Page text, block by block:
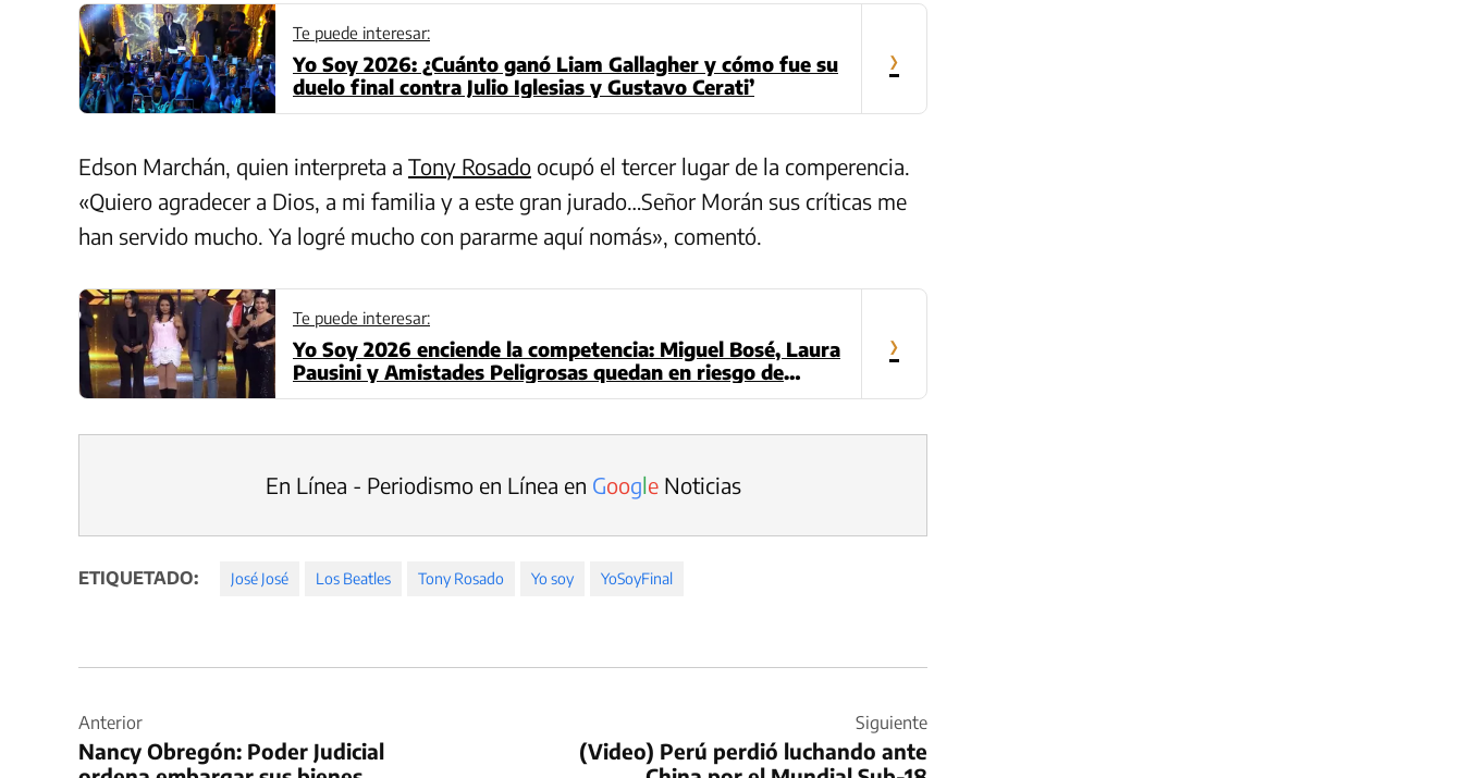
Te puede interesar:
Yo Soy 2026: ¿Cuánto ganó Liam Gallagher y cómo fue su
duelo final contra Julio Iglesias y Gustavo Cerati’
›
Edson Marchán, quien interpreta a Tony Rosado ocupó el tercer lugar de la comperencia.
«Quiero agradecer a Dios, a mi familia y a este gran jurado…Señor Morán sus críticas me
han servido mucho. Ya logré mucho con pararme aquí nomás», comentó.
Te puede interesar:
Yo Soy 2026 enciende la competencia: Miguel Bosé, Laura
Pausini y Amistades Peligrosas quedan en riesgo de
eliminación
›
En Línea - Periodismo en Línea en GoogleNoticias
ETIQUETADO: José José Los Beatles Tony Rosado Yo soy YoSoyFinal
de
Anterior
Nancy Obregón: Poder Judicial
Siguiente
(Video) Perú perdió luchando ante